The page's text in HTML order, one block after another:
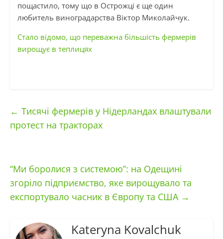
пощастило, тому що в Острожці є ще один
любитель виноградарства Віктор Миколайчук.
Стало відомо, що переважна більшість фермерів
вирощує в теплицях
← Тисячі фермерів у Нідерландах влаштували
протест на тракторах
“Ми боролися з системою”: на Одещині
згоріло підприємство, яке вирощувало та
експортувало часник в Європу та США →
Kateryna Kovalchuk